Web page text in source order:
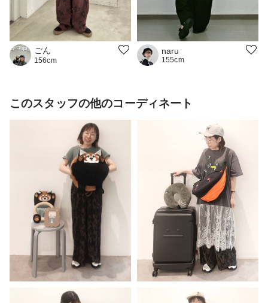
ごん
156cm
naru
155cm
このスタッフの他のコーディネート